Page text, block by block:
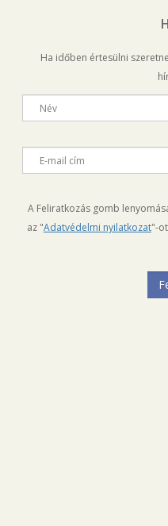
Ha időben értesülni
Név
E-mail cím
A Feliratkozás gomb
az "Adatvédelmi nyilatkozat"-